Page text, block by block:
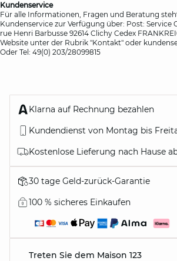
Kundenservice
Für alle Informationen, Fragen und Beratung
Kundenservice zur Verfügung über: Post: Service
rue Henri Barbusse 92614 Clichy Cedex
Website unter der Rubrik "Kontakt" oder
Oder Tel: 49(0) 203/28099815
Klarna auf Rechnung bezahlen
Kundendienst von Montag bis
Kostenlose Lieferung nach Hause
30 tage Geld-zurück-Garantie
100 % sicheres Einkaufen
Treten Sie dem Maison 123